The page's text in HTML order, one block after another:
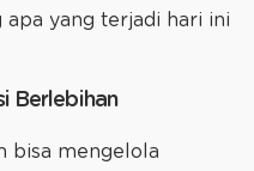
yang terjadi hari ini
Berlebihan
bisa mengelola